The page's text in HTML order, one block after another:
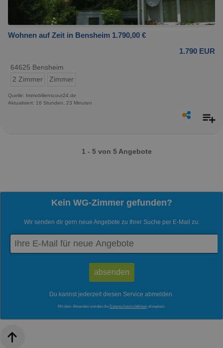
Wohnen auf Zeit in Bensheim 1.790,00 €
1.790 EUR
64625 Bensheim
2 Zimmer
Zimmer
Quelle: Immobilienscout24.de
Aktualisiert: 16 Stunden, 23 Minuten
1 - 5 von 5 Angebote
Kein WG-Zimmer gefunden?
Wir senden dir gern neue Angebote zu Ihrer Suche per E-Mail zu:
Du kannst jederzeit diesen Service abmelden.
Mit dem Absenden werden die Datenschutzrichtlinien akzeptiert.